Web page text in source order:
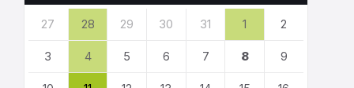
dni
kalendarza
27 28 29 30 31 1 2
3 4 5 6 7 8 9